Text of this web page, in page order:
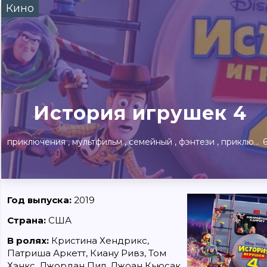
#билеты без комиссии
Сегодня Завтра
Событиям
Концерты Театр Детям Выставки
Кино
История игрушек 4
приключения мультфильм семейный фэнтези приключение
Год выпуска: 2019
Страна: США
В ролях: Кристина Хендрикс,
Патриша Аркетт, Киану Ривз, Том